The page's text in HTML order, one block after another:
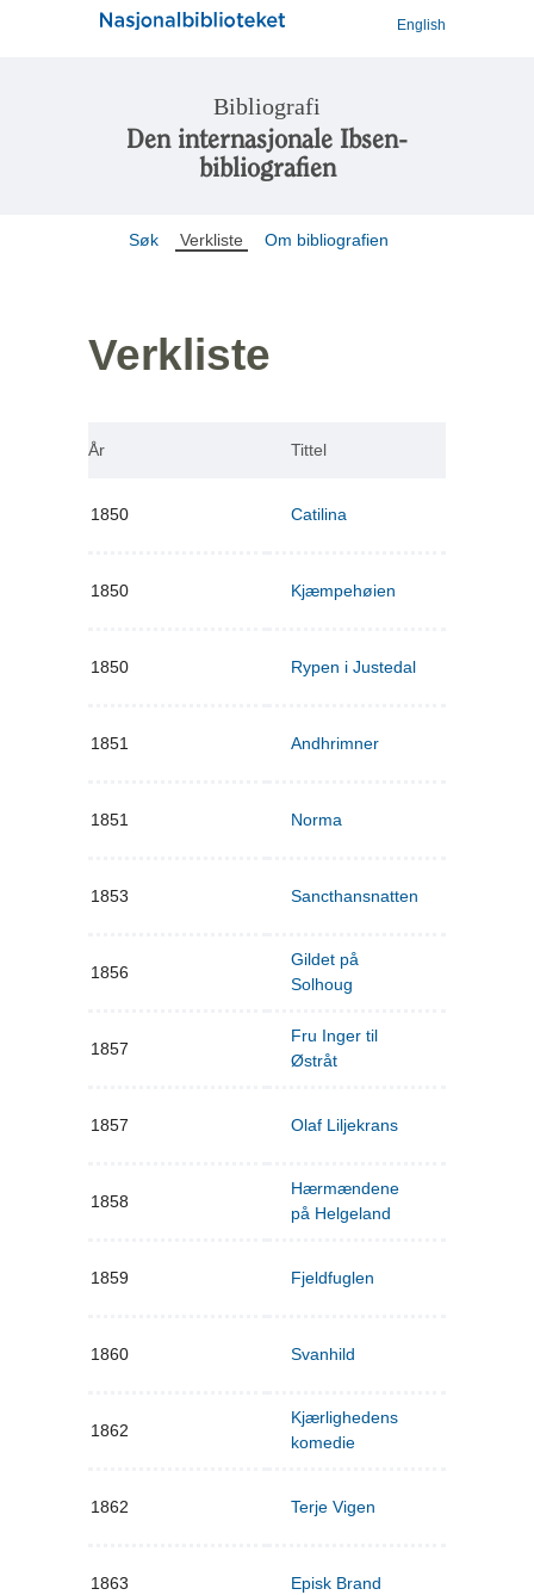
English
Bibliografi
Den internasjonale Ibsen-
bibliografien
Søk Verkliste Om bibliografien
Verkliste
År Tittel
1850 Catilina
1850 Kjæmpehøien
1850 Rypen i Justedal
1851 Andhrimner
1851 Norma
1853 Sancthansnatten
1856
Gildet på
Solhoug
1857
Fru Inger til
Østråt
1857 Olaf Liljekrans
1858
Hærmændene
på Helgeland
1859 Fjeldfuglen
1860 Svanhild
1862
Kjærlighedens
komedie
1862 Terje Vigen
1863 Episk Brand